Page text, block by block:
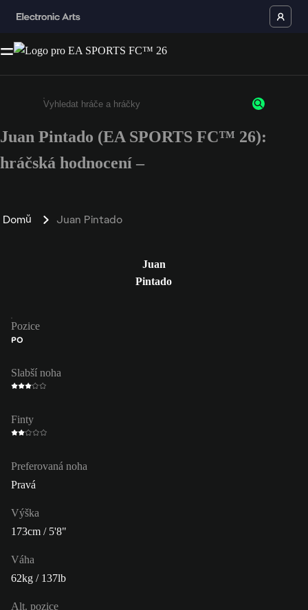
Enter a minimum of 3 characters or numbers
Juan Pintado (EA SPORTS FC™ 26):
hráčská hodnocení –
Domů Juan Pintado
Juan
Pintado
Pozice
PO
Slabší noha
Finty
Preferovaná noha
Pravá
Výška
173cm / 5'8"
Váha
62kg / 137lb
Alt. pozice